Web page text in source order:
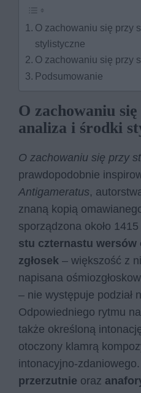
O zachowaniu się przy
stylistyczne
O zachowaniu się przy
Podsumowanie
O zachowaniu
analiza i środki
O zachowaniu się przy
prawdopodobnie
Antigameratus,
znaną kopią
sporządzona około
stu czternastu
zgłosek – większość z
napisana
– nie występuje podział
Odpowiedniego rytmu
także określoną
otoczony klamrą
intonacyjno-
przerzutnie oraz